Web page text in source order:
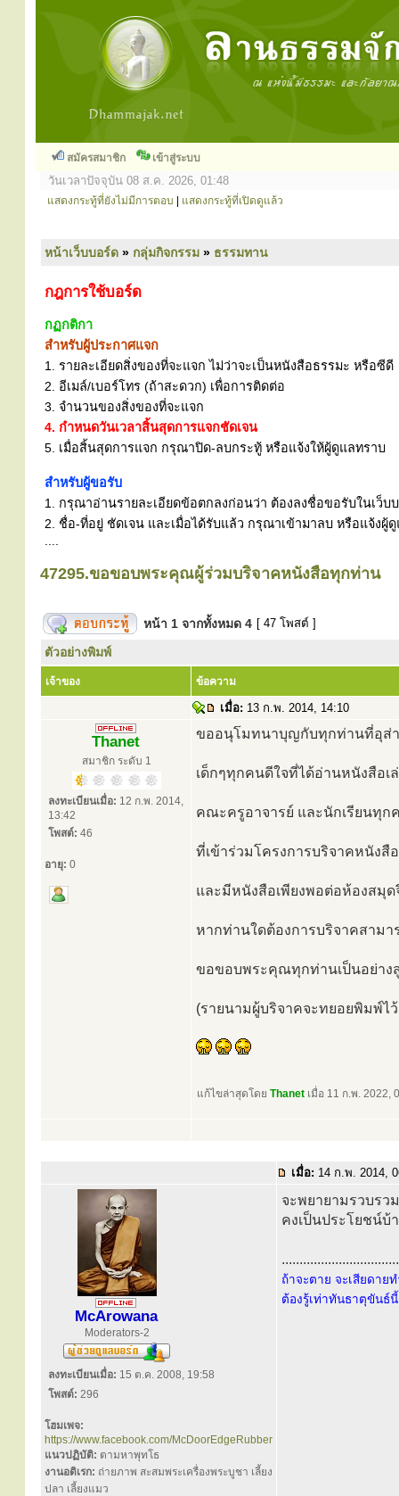
สมัครสมาชิก เข้าสู่ระบบ
วันเวลาปัจจุบัน 08 ส.ค. 2026, 01:48
แสดงกระทู้ที่ยังไม่มีการตอบ แสดงกระทู้ที่เปิดดูแล้ว
หน้าเว็บบอร์ด » กลุ่มกิจกรรม » ธรรมทาน
กฎการใช้บอร์ด
กฏกติกา
สำหรับผู้ประกาศแจก
1. รายละเอียดสิ่งของที่จะแจก ไม่ว่าจะเป็นหนังสือธรรมะ หรือซีดี
2. อีเมล์/เบอร์โทร (ถ้าสะดวก) เพื่อการติดต่อ
3. จำนวนของสิ่งของที่จะแจก
4. กำหนดวันเวลาสิ้นสุดการแจกชัดเจน
5. เมื่อสิ้นสุดการแจก กรุณาปิด-ลบกระทู้ หรือแจ้งให้ผู้ดูแลทราบ
สำหรับผู้ขอรับ
1. กรุณาอ่านรายละเอียดข้อตกลงก่อนว่า ต้องลงชื่อขอรับในเว็บ
2. ชื่อ-ที่อยู่ ชัดเจน และเมื่อได้รับแล้ว กรุณาเข้ามาลบ หรือแจ้ง
47295.ขอขอบพระคุณผู้ร่วมบริจาคหนังสือทุกท่าน
หน้า 1 จากทั้งหมด 4 [ 47 โพสต์ ]
ตัวอย่างพิมพ์
เจ้าของ ข้อความ
เมื่อ: 13 ก.พ. 2014, 14:10
Thanet
สมาชิก ระดับ 1
ลงทะเบียนเมื่อ: 12 ก.พ. 2014,
13:42
โพสต์: 46
อายุ: 0
ขออนุโมทนาบุญกับทุกท่านที่อุส่า
เด็กๆทุกคนดีใจที่ได้อ่านหนังสือ
คณะครูอาจารย์ และนักเรียนทุ
ที่เข้าร่วมโครงการบริจาคหนังสื
และมีหนังสือเพียงพอต่อห้องสมุ
หากท่านใดต้องการบริจาคสามา
ขอขอบพระคุณทุกท่านเป็นอย่าง
(รายนามผู้บริจาคจะทยอยพิมพ์ไ
แก้ไขล่าสุดโดย Thanet เมื่อ 11 ก.พ. 2022,
เมื่อ: 14 ก.พ. 2014,
McArowana
Moderators-2
ลงทะเบียนเมื่อ: 15 ต.ค. 2008, 19:58
โพสต์: 296
โฮมเพจ:
https://www.facebook.com/McDoorEdgeRubber
แนวปฏิบัติ: ตามหาพุทโธ
งานอดิเรก: ถ่ายภาพ สะสมพระเครื่องพระบูชา เลี้ยง
ปลา เลี้ยงแมว
จะพยายามรวบรว
คงเป็นประโยชน์บ้
ถ้าจะตาย จะเสียดาย
ต้องรู้เท่าทันธาตุขันธ์